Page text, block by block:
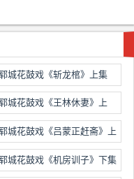
城花鼓戏《斩龙棺》上集
城花鼓戏《王林休妻》上
城花鼓戏《吕蒙正赶斋》上
城花鼓戏《机房训子》下集